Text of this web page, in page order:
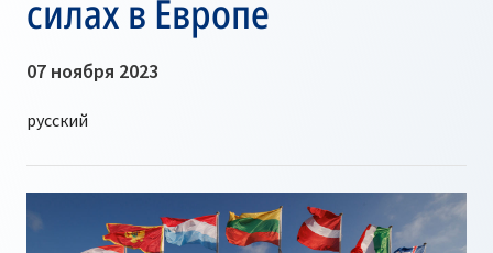
силах в Европе
07 ноября 2023